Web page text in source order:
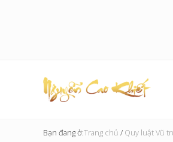
Tạo
Bạn đang ở:Trang chủ / Quy luật Vũ